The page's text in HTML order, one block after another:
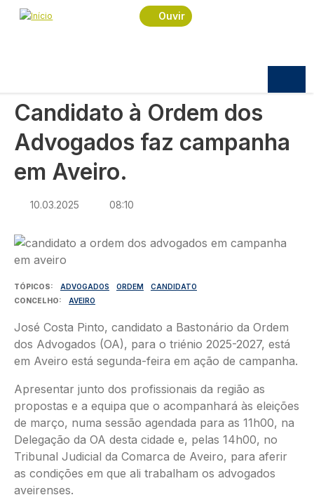
Passar para o conteúdo principal
Ouvir
Navegação estrutural
Início
Sociedade
Candidato à Ordem dos Advogados faz campanha
Candidato à Ordem dos
Advogados faz campanha
em Aveiro.
10.03.2025 08:10
Imagem
TÓPICOS ADVOGADOS ORDEM
CANDIDATO
CONCELHO
AVEIRO
José Costa Pinto, candidato a Bastonário da Ordem
dos Advogados (OA), para o triénio 2025-2027, está
em Aveiro está segunda-feira em ação de campanha.
Apresentar junto dos profissionais da região as
propostas e a equipa que o acompanhará às eleições
de março, numa sessão agendada para as 11h00, na
Delegação da OA desta cidade e, pelas 14h00, no
Tribunal Judicial da Comarca de Aveiro, para aferir
as condições em que ali trabalham os advogados
aveirenses.